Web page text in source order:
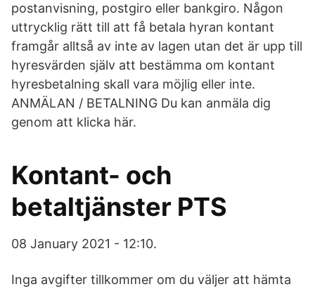
postanvisning, postgiro eller bankgiro. Någon
uttrycklig rätt till att få betala hyran kontant
framgår alltså av inte av lagen utan det är upp till
hyresvärden själv att bestämma om kontant
hyresbetalning skall vara möjlig eller inte.
ANMÄLAN / BETALNING Du kan anmäla dig
genom att klicka här.
Kontant- och
betaltjänster PTS
08 January 2021 - 12:10.
Inga avgifter tillkommer om du väljer att hämta